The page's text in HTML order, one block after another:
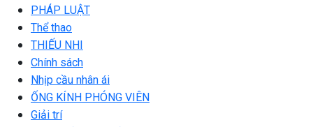
PHÁP LUẬT
Thể thao
THIẾU NHI
Chính sách
Nhịp cầu nhân ái
ỐNG KÍNH PHÓNG VIÊN
Giải trí